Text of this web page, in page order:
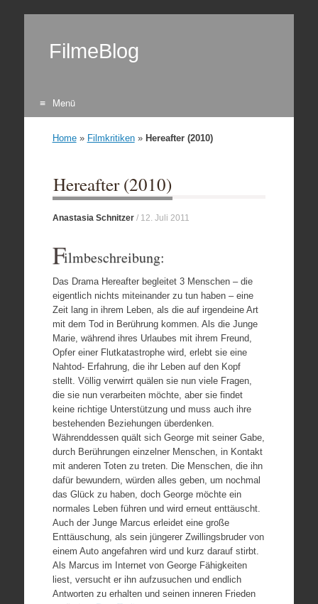
FilmeBlog
Menü
Home» Filmkritiken» Hereafter (2010)
Hereafter (2010)
Anastasia Schnitzer/ 12. Juli 2011
Filmbeschreibung:
Das Drama Hereafter begleitet 3 Menschen – die
eigentlich nichts miteinander zu tun haben – eine
Zeit lang in ihrem Leben, als die auf irgendeine Art
mit dem Tod in Berührung kommen. Als die Junge
Marie, während ihres Urlaubes mit ihrem Freund,
Opfer einer Flutkatastrophe wird, erlebt sie eine
Nahtod- Erfahrung, die ihr Leben auf den Kopf
stellt. Völlig verwirrt quälen sie nun viele Fragen,
die sie nun verarbeiten möchte, aber sie findet
keine richtige Unterstützung und muss auch ihre
bestehenden Beziehungen überdenken.
Währenddessen quält sich George mit seiner Gabe,
durch Berührungen einzelner Menschen, in Kontakt
mit anderen Toten zu treten. Die Menschen, die ihn
dafür bewundern, würden alles geben, um nochmal
das Glück zu haben, doch George möchte ein
normales Leben führen und wird erneut enttäuscht.
Auch der Junge Marcus erleidet eine große
Enttäuschung, als sein jüngerer Zwillingsbruder von
einem Auto angefahren wird und kurz darauf stirbt.
Als Marcus im Internet von George Fähigkeiten
liest, versucht er ihn aufzusuchen und endlich
Antworten zu erhalten und seinen inneren Frieden